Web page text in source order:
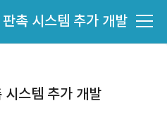
촉 시스템 추가 개발
시스템 추가 개발